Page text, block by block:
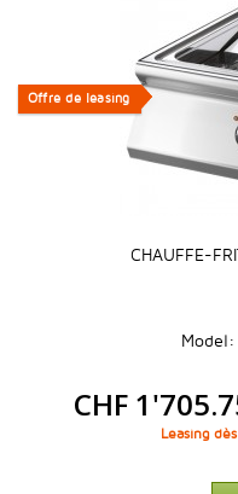
Offre de leasing
Offre de leasing
CHAUFFE-
Model:
CHF
Leasing